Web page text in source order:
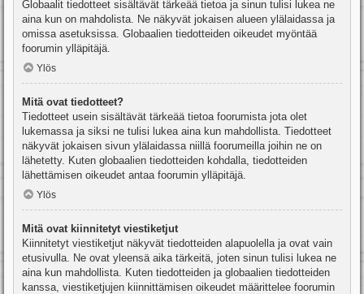
Globaalit tiedotteet sisältävät tärkeää tietoa ja sinun tulisi lukea ne
aina kun on mahdolista. Ne näkyvät jokaisen alueen ylälaidassa ja
omissa asetuksissa. Globaalien tiedotteiden oikeudet myöntää
foorumin ylläpitäjä.
Ylös
Mitä ovat tiedotteet?
Tiedotteet usein sisältävät tärkeää tietoa foorumista jota olet
lukemassa ja siksi ne tulisi lukea aina kun mahdollista. Tiedotteet
näkyvät jokaisen sivun ylälaidassa niillä foorumeilla joihin ne on
lähetetty. Kuten globaalien tiedotteiden kohdalla, tiedotteiden
lähettämisen oikeudet antaa foorumin ylläpitäjä.
Ylös
Mitä ovat kiinnitetyt viestiketjut
Kiinnitetyt viestiketjut näkyvät tiedotteiden alapuolella ja ovat vain
etusivulla. Ne ovat yleensä aika tärkeitä, joten sinun tulisi lukea ne
aina kun mahdollista. Kuten tiedotteiden ja globaalien tiedotteiden
kanssa, viestiketjujen kiinnittämisen oikeudet määrittelee foorumin